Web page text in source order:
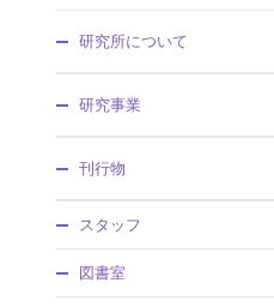
研究所について
組織・所掌
事業概要
沿革・歴史館
採用情報
調達情報
情報公開
社人研パンフレット
研究事業
将来推計人口・世帯数
社会保障費用統計
社会保障・人口問題基本調査
人口統計資料集
刊行物
社会保障研究
調査研究報告資料
人口問題研究資料
スタッフ
図書室